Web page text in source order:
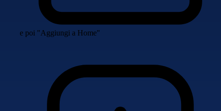
e poi "Aggiungi a Home"